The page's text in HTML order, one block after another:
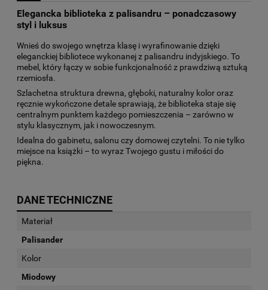
Elegancka biblioteka z palisandru – ponadczasowy
styl i luksus
Wnieś do swojego wnętrza klasę i wyrafinowanie dzięki
eleganckiej bibliotece wykonanej z palisandru indyjskiego. To
mebel, który łączy w sobie funkcjonalność z prawdziwą sztuką
rzemiosła.
Szlachetna struktura drewna, głęboki, naturalny kolor oraz
ręcznie wykończone detale sprawiają, że biblioteka staje się
centralnym punktem każdego pomieszczenia – zarówno w
stylu klasycznym, jak i nowoczesnym.
Idealna do gabinetu, salonu czy domowej czytelni. To nie tylko
miejsce na książki – to wyraz Twojego gustu i miłości do
piękna.
DANE TECHNICZNE
Materiał
Palisander
Kolor
Miodowy